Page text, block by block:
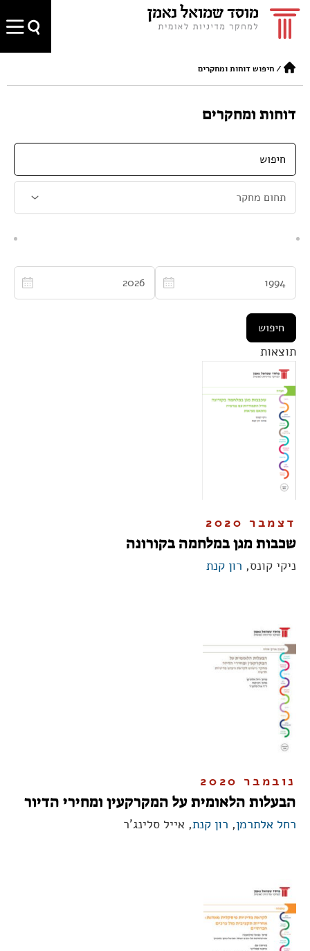
/חיפוש דוחות ומחקרים
דוחות ומחקרים
תוצאות
דצמבר 2020
שכבות מגן במלחמה בקורונה
ניקי קונס, רון קנת
נובמבר 2020
הבעלות הלאומית על המקרקעין ומחירי הדיור
רחל אלתרמן, רון קנת, אייל סלינג'ר